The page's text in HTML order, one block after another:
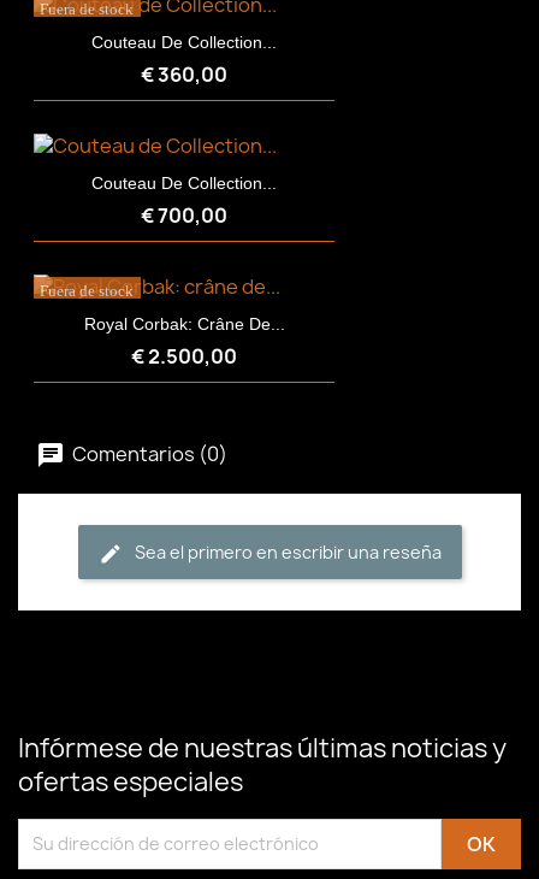
Couteau De Collection...
€ 360,00
Fuera de stock
Couteau De Collection...
€ 700,00
Royal Corbak: Crâne De...
€ 2.500,00
Fuera de stock
Comentarios (0)
Sea el primero en escribir una reseña
Infórmese de nuestras últimas noticias y
ofertas especiales